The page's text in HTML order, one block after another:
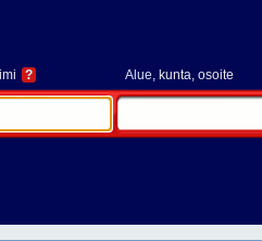
? Alue, kunta, osoite